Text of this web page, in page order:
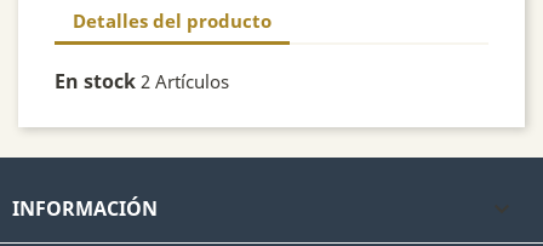
Detalles del producto
En stock 2 Artículos
INFORMACIÓN 